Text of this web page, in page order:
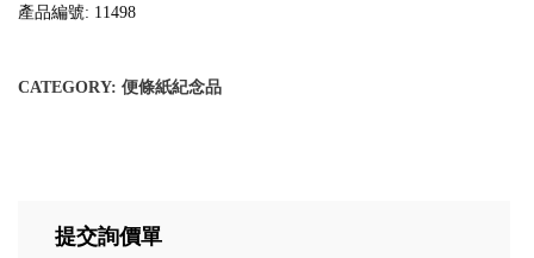
產品編號: 11498
CATEGORY: 便條紙紀念品
提交詢價單